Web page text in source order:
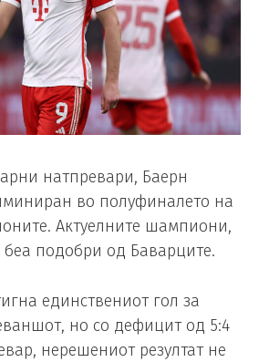
натпревари, Баерн
во полуфиналето на
Актуелните шампиони,
подобри од Баварците.
единствениот гол за
но со дефицит од 5:4
нерешениот резултат не